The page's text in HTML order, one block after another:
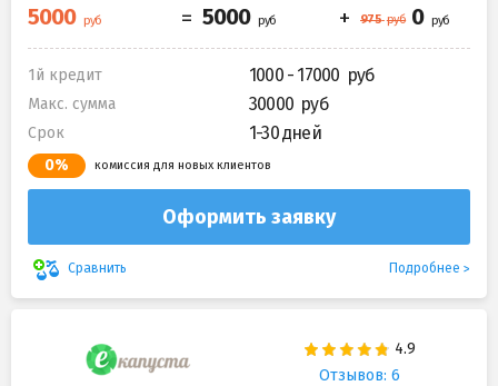
1й кредит 1000 - 17000
Макс. сумма 30000
Срок 1-30 дней
0% комиссия для новых клиентов
Оформить заявку
Сравнить Подробнее
Отзывов: 6